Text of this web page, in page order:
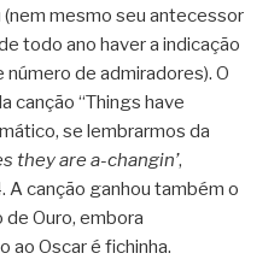
(nem mesmo seu antecessor
todo ano haver a indicação
de admiradores). O
canção “Things have
se lembrarmos da
they are a-changin’,
A canção ganhou também o
de Ouro, embora
ao Oscar é fichinha.